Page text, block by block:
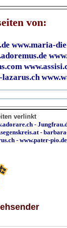
von:
www.maria-
lazarus.ch
verlinkt
-
-
- www.pater-pio.de